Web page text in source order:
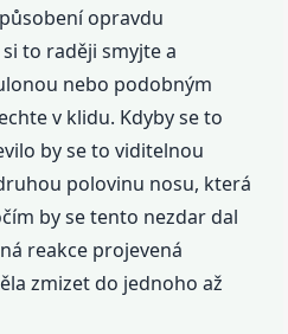
opravdu
to raději smyjte a
nebo podobným
v klidu. Kdyby se to
by se to viditelnou
polovinu nosu, která
by se tento nezdar dal
reakce projevená
zmizet do jednoho až